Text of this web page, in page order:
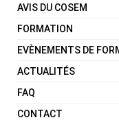
AVIS DU COSEM
FORMATION
EVÈNEMENTS DE
ACTUALITÉS
FAQ
CONTACT